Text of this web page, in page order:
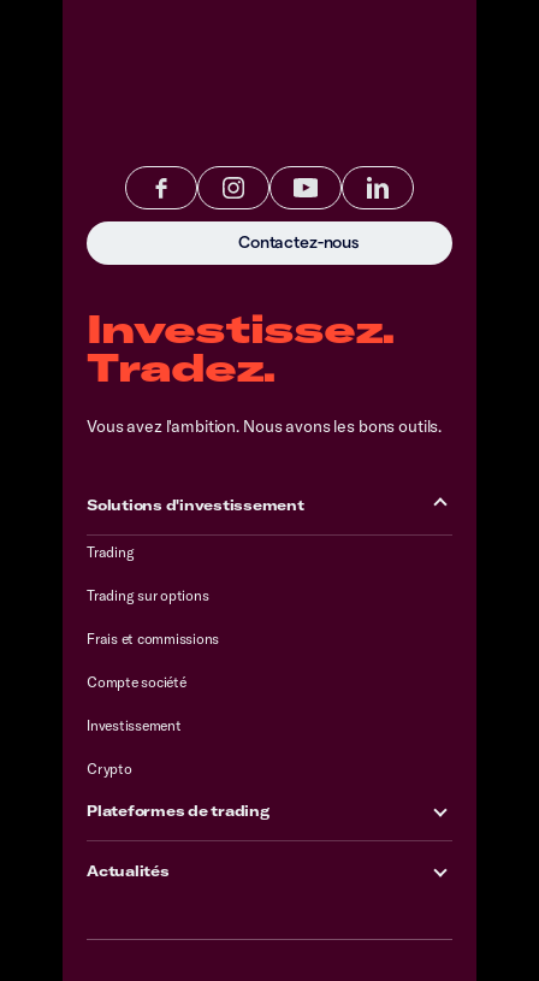
Investissez.
Tradez.
Vous avez l'ambition. Nous avons les bons outils.
Solutions d'investissement
Trading
Trading sur options
Frais et commissions
Compte société
Investissement
Crypto
Plateformes de trading
Actualités